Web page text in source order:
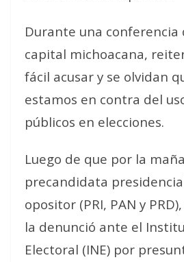
Durante una conferencia
capital michoacana,
fácil acusar y se olvidan
estamos en contra del
públicos en elecciones.
Luego de que por la
precandidata
opositor (PRI, PAN y
la denunció ante el
Electoral (INE) por